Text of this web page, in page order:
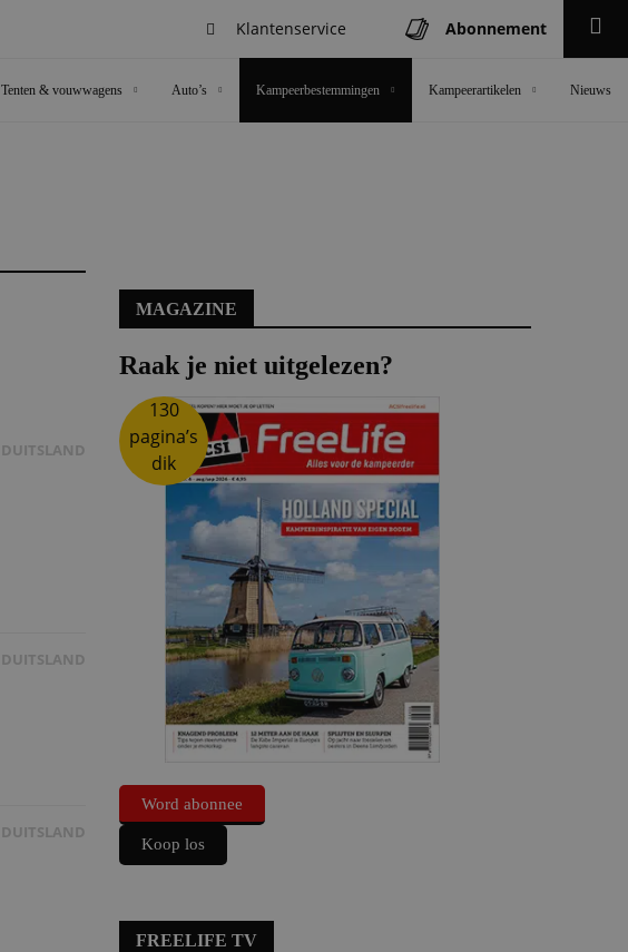
Klantenservice Abonnement
Tenten & vouwwagens Auto’s Kampeerbestemmingen Kampeerartikelen Nieuws
DUITSLAND
DUITSLAND
DUITSLAND
MAGAZINE
Raak je niet uitgelezen?
130
pagina’s
dik
Word abonnee
Koop los
FREELIFE TV